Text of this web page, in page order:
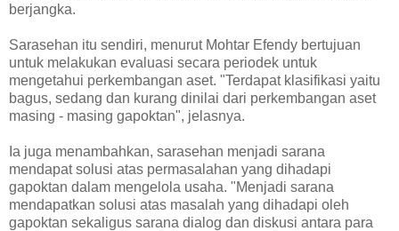
berjangka.
Sarasehan itu sendiri, menurut Mohtar Efendy bertujuan
untuk melakukan evaluasi secara periodek untuk
mengetahui perkembangan aset. "Terdapat klasifikasi yaitu
bagus, sedang dan kurang dinilai dari perkembangan aset
masing - masing gapoktan", jelasnya.
Ia juga menambahkan, sarasehan menjadi sarana
mendapat solusi atas permasalahan yang dihadapi
gapoktan dalam mengelola usaha. "Menjadi sarana
mendapatkan solusi atas masalah yang dihadapi oleh
gapoktan sekaligus sarana dialog dan diskusi antara para